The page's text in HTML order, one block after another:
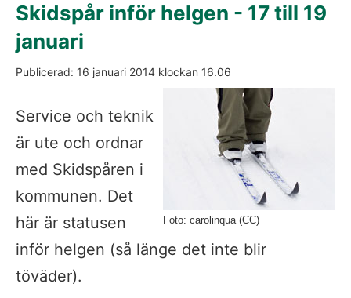
Skidspår inför helgen - 17 till 19
januari
Publicerad: 16 januari 2014 klockan 16.06
Foto: carolinqua (CC)
Service och teknik
är ute och ordnar
med Skidspåren i
kommunen. Det
här är statusen
inför helgen (så länge det inte blir
töväder).